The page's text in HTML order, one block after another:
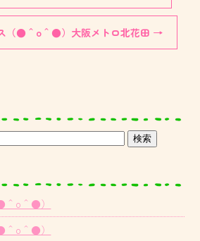
（●＾o＾●）大阪メトロ北花田 →
o＾●）
o＾●）